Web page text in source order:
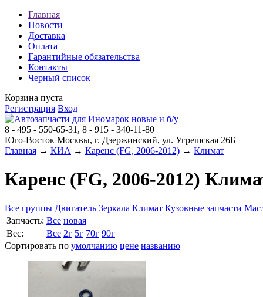
Главная
Новости
Доставка
Оплата
Гарантийные обязательства
Контакты
Черный список
Корзина пуста
Регистрация Вход
8 - 495 - 550-65-31, 8 - 915 - 340-11-80
Юго-Восток Москвы, г. Дзержинский, ул. Угрешская 26Б
Главная → КИА → Каренс (FG, 2006-2012) → Климат
Каренс (FG, 2006-2012)
Все группы Двигатель Зеркала Климат Кузовные запчасти
Запчасть: Все новая
Вес:
Все 2г 5г 70г 90г
Сортировать по умолчанию цене названию